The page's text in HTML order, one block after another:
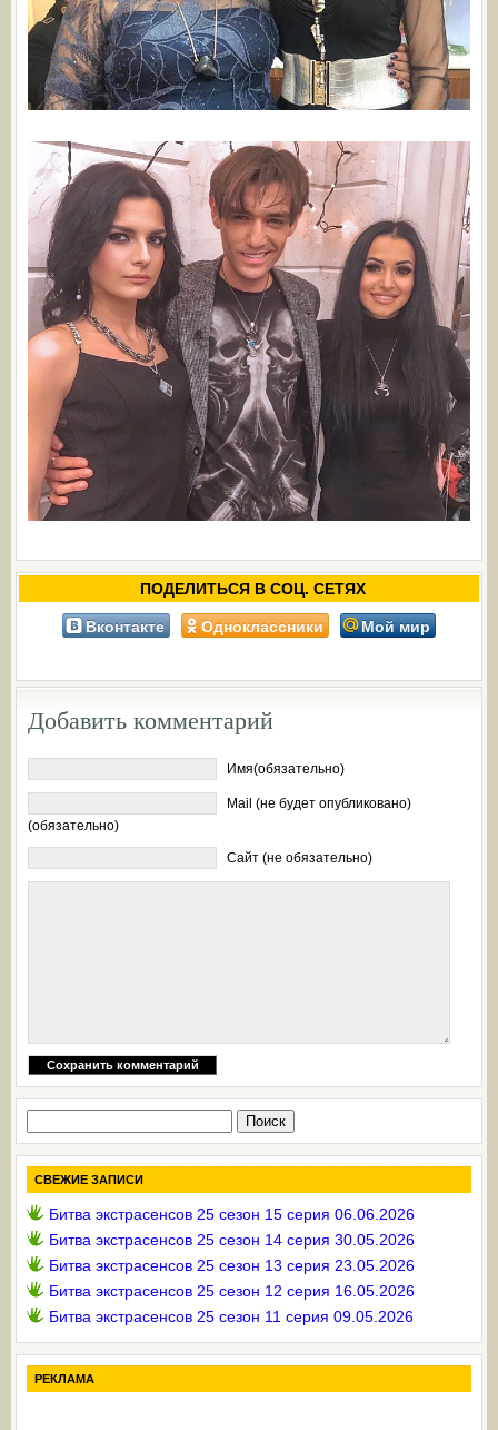
ПОДЕЛИТЬСЯ В СОЦ. СЕТЯХ
Вконтакте Одноклассники Мой мир
Добавить комментарий
Имя(обязательно)
Mail (не будет опубликовано)
(обязательно)
Сайт (не обязательно)
СВЕЖИЕ ЗАПИСИ
Битва экстрасенсов 25 сезон 15 серия 06.06.2026
Битва экстрасенсов 25 сезон 14 серия 30.05.2026
Битва экстрасенсов 25 сезон 13 серия 23.05.2026
Битва экстрасенсов 25 сезон 12 серия 16.05.2026
Битва экстрасенсов 25 сезон 11 серия 09.05.2026
РЕКЛАМА